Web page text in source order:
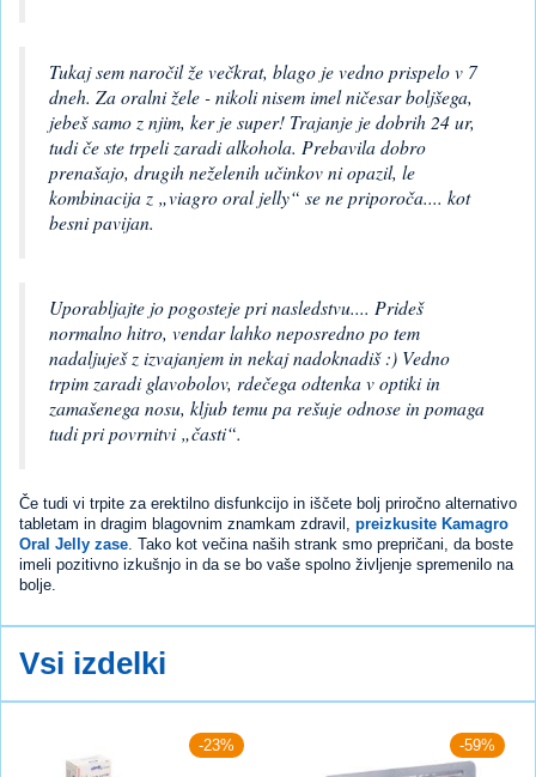
Tukaj sem naročil že večkrat, blago je vedno prispelo v 7
dneh. Za oralni žele - nikoli nisem imel ničesar boljšega,
jebeš samo z njim, ker je super! Trajanje je dobrih 24 ur,
tudi če ste trpeli zaradi alkohola. Prebavila dobro
prenašajo, drugih neželenih učinkov ni opazil, le
kombinacija z „viagro oral jelly“ se ne priporoča.... kot
besni pavijan.
Uporabljajte jo pogosteje pri nasledstvu.... Prideš
normalno hitro, vendar lahko neposredno po tem
nadaljuješ z izvajanjem in nekaj nadoknadiš :) Vedno
trpim zaradi glavobolov, rdečega odtenka v optiki in
zamašenega nosu, kljub temu pa rešuje odnose in pomaga
tudi pri povrnitvi „časti“.
Če tudi vi trpite za erektilno disfunkcijo in iščete bolj priročno alternativo
tabletam in dragim blagovnim znamkam zdravil, preizkusite Kamagro
Oral Jelly zase . Tako kot večina naših strank smo prepričani, da boste
imeli pozitivno izkušnjo in da se bo vaše spolno življenje spremenilo na
bolje.
Vsi izdelki
-23% -59%